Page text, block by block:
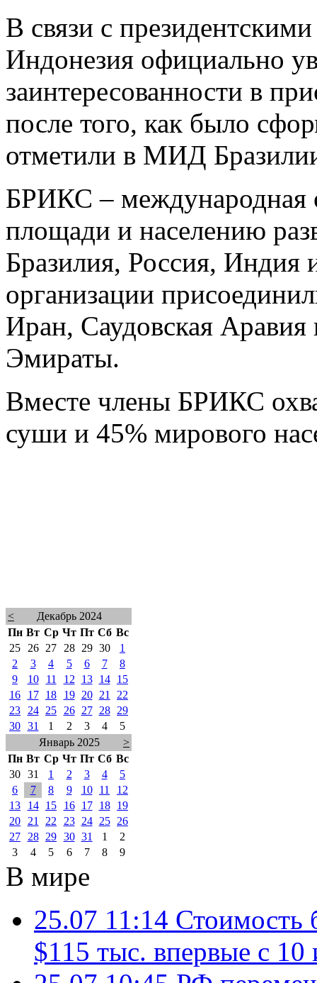
В связи с
Индонезия официально
заинтересованности в
после того, как было
отметили в МИД
БРИКС – международная
площади и населению
Бразилия, Россия,
организации
Иран, Саудовская
Эмираты.
Вместе члены БРИКС
суши и 45% мирового
<
Декабрь 2024
Пн Вт Ср Чт Пт Сб Вс
25
26 27 28 29 30
1
2
3 4 5 6 7
8
9
10 11 12 13 14
15
16
17 18 19 20 21
22
23
24 25 26 27 28
29
30 31 1 2 3 4
5
Январь 2025
>
Пн Вт Ср Чт Пт Сб Вс
30 31 1 2 3 4
5
6
7 8 9 10 11
12
13
14 15 16 17 18
19
20
21 22 23 24 25
26
27
28 29 30 31 1
2
3
4 5 6 7 8 9
В мире
25.07 11:14 Стоимость
$115 тыс. впервые с 10